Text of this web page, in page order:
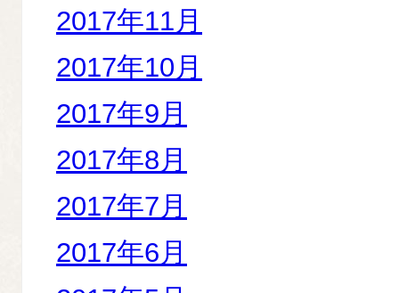
2017年11月
2017年10月
2017年9月
2017年8月
2017年7月
2017年6月